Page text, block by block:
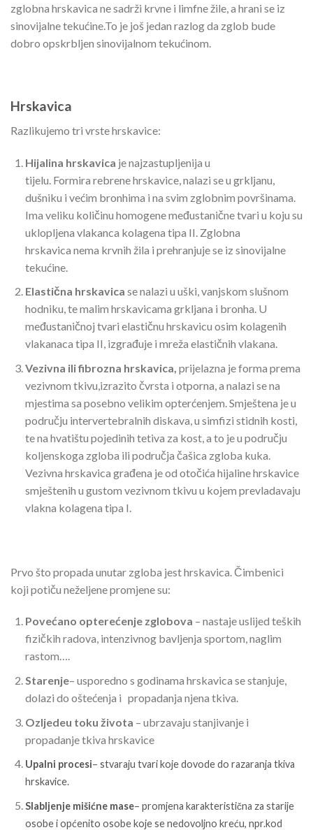
zglobna hrskavica ne sadrži krvne i limfne žile, a hrani se iz
sinovijalne tekućine.To je još jedan razlog da zglob bude
dobro opskrbljen sinovijalnom tekućinom.
Hrskavica
Razlikujemo tri vrste hrskavice:
Hijalina hrskavica je najzastupljenija u
tijelu. Formira rebrene hrskavice, nalazi se u grkljanu,
dušniku i većim bronhima i na svim zglobnim površinama.
Ima veliku količinu homogene međustanične tvari u koju su
uklopljena vlakanca kolagena tipa II. Zglobna
hrskavica nema krvnih žila i prehranjuje se iz sinovijalne
tekućine.
Elastična hrskavica se nalazi u uški, vanjskom slušnom
hodniku, te malim hrskavicama grkljana i bronha. U
međustaničnoj tvari elastičnu hrskavicu osim kolagenih
vlakanaca tipa II, izgrađuje i mreža elastičnih vlakana.
Vezivna ili fibrozna hrskavica, prijelazna je forma prema
vezivnom tkivu,izrazito čvrsta i otporna, a nalazi se na
mjestima sa posebno velikim opterćenjem. Smještena je u
području intervertebralnih diskava, u simfizi stidnih kosti,
te na hvatištu pojedinih tetiva za kost, a to je u području
koljenskoga zgloba ili područja čašica zgloba kuka.
Vezivna hrskavica građena je od otočića hijaline hrskavice
smještenih u gustom vezivnom tkivu u kojem prevladavaju
vlakna kolagena tipa I.
Prvo što propada unutar zgloba jest hrskavica. Čimbenici
koji potiču neželjene promjene su:
Povećano opterećenje zglobova – nastaje uslijed teških
fizičkih radova, intenzivnog bavljenja sportom, naglim
rastom….
Starenje– usporedno s godinama hrskavica se stanjuje,
dolazi do oštećenja i propadanja njena tkiva.
Ozljedeu toku života – ubrzavaju stanjivanje i
propadanje tkiva hrskavice
Upalni procesi– stvaraju tvari koje dovode do razaranja tkiva
hrskavice.
Slabljenje mišićne mase– promjena karakteristična za starije
osobe i općenito osobe koje se nedovoljno kreću, npr.kod